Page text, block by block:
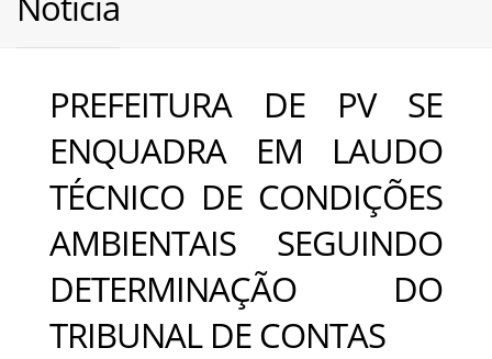
PREFEITURA DE PV SE
ENQUADRA EM LAUDO
TÉCNICO DE CONDIÇÕES
AMBIENTAIS SEGUINDO
DETERMINAÇÃO DO
TRIBUNAL DE CONTAS